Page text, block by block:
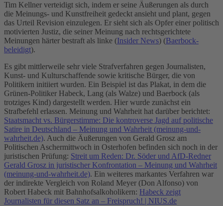
Tim Kellner verteidigt sich, indem er seine Äußerungen als durch
die Meinungs- und Kunstfreiheit gedeckt ansieht und plant, gegen
das Urteil Revision einzulegen. Er sieht sich als Opfer einer politisch
motivierten Justiz, die seiner Meinung nach rechtsgerichtete
Meinungen härter bestraft als linke​​​ (Insider News) (Baerbock-
beleidigt)​.
Es gibt mittlerweile sehr viele Strafverfahren gegen Journalisten,
Kunst- und Kulturschaffende sowie kritische Bürger, die von
Politikern initiiert wurden. Ein Beispiel ist das Plakat, in dem die
Grünen-Politiker Habeck, Lang (als Walze) und Baerbock (als
trotziges Kind) dargestellt werden. Hier wurde zunächst ein
Strafbefehl erlassen. Meinung und Wahrheit hat darüber berichtet:
Staatsmacht vs. Bürgerstimme: Die kontroverse Jagd auf politische
Satire in Deutschland – Meinung und Wahrheit (meinung-und-
wahrheit.de). Auch die Äußerungen von Gerald Grosz am
Politischen Aschermittwoch in Osterhofen befinden sich noch in der
juristischen Prüfung: Streit um Reden: Dr. Söder und AfD-Redner
Gerald Grosz in juristischer Konfrontation – Meinung und Wahrheit
(meinung-und-wahrheit.de). Ein weiteres markantes Verfahren war
der indirekte Vergleich von Roland Meyer (Don Alfonso) von
Robert Habeck mit Bahnhofsalkoholikern: Habeck zeigt
Journalisten für diesen Satz an – Freispruch! | NIUS.de